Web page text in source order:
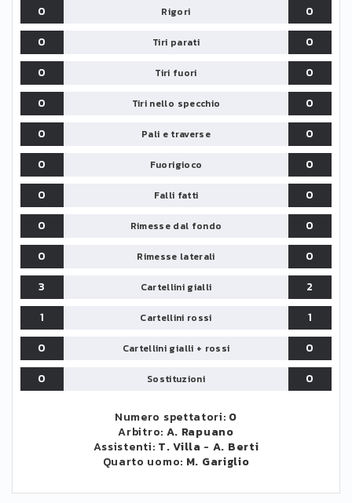
0 Rigori
0
0
Tiri parati
0
0
Tiri fuori
0
0
Tiri nello specchio
0
0
Pali e traverse
0
0
Fuorigioco
0
0
Falli fatti
0
0
Rimesse dal fondo
0
0
Rimesse laterali
0
3
Cartellini gialli
2
1
Cartellini rossi
1
0
Cartellini gialli + rossi
0
0
Sostituzioni 0
Numero spettatori: 0
Arbitro: A. Rapuano
Assistenti: T. Villa - A. Berti
Quarto uomo: M. Gariglio